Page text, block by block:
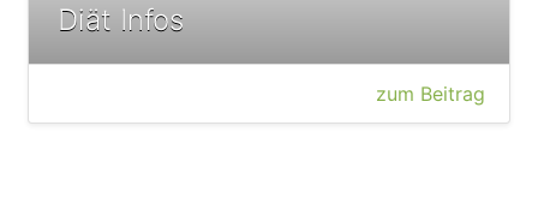
Diät Infos
zum Beitrag